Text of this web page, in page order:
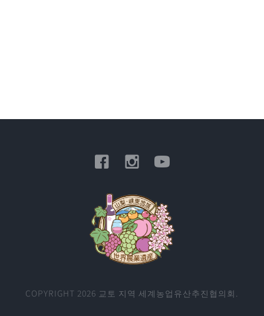
COPYRIGHT 2026 교토 지역 세계농업유산추진협의회.